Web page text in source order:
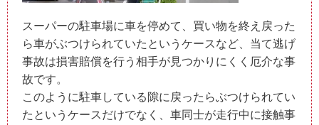
スーパーの駐車場に車を停めて、買い物を終え戻った
ら車がぶつけられていたというケースなど、当て逃げ
事故は損害賠償を行う相手が見つかりにくく厄介な事
故です。
このように駐車している隙に戻ったらぶつけられてい
たというケースだけでなく、車同士が走行中に接触事